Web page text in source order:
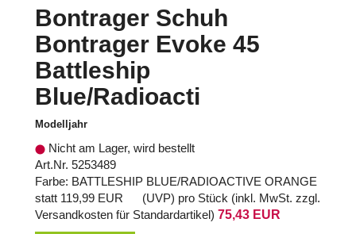
Bontrager Schuh
Bontrager Evoke 45
Battleship
Blue/Radioacti
Modelljahr
Nicht am Lager, wird bestellt
Art.Nr. 5253489
Farbe: BATTLESHIP BLUE/RADIOACTIVE ORANGE
statt 119,99 EUR (UVP) pro Stück (inkl. MwSt. zzgl.
Versandkosten für Standardartikel) 75,43 EUR